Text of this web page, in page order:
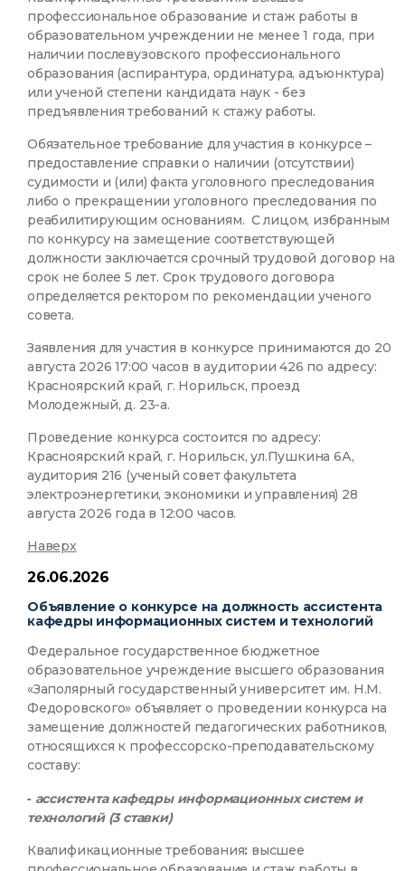
профессиональное образование и стаж работы в
образовательном учреждении не менее 1 года, при
наличии послевузовского профессионального
образования (аспирантура, ординатура, адъюнктура)
или ученой степени кандидата наук - без
предъявления требований к стажу работы.
Обязательное требование для участия в конкурсе –
предоставление справки о наличии (отсутствии)
судимости и (или) факта уголовного преследования
либо о прекращении уголовного преследования по
реабилитирующим основаниям. С лицом, избранным
по конкурсу на замещение соответствующей
должности заключается срочный трудовой договор на
срок не более 5 лет. Срок трудового договора
определяется ректором по рекомендации ученого
совета.
Заявления для участия в конкурсе принимаются до 20
августа 2026 17:00 часов в аудитории 426 по адресу:
Красноярский край, г. Норильск, проезд
Молодежный, д. 23-а.
Проведение конкурса состоится по адресу:
Красноярский край, г. Норильск, ул.Пушкина 6А,
аудитория 216 (ученый совет факультета
электроэнергетики, экономики и управления) 28
августа 2026 года в 12:00 часов.
Наверх
26.06.2026
Объявление о конкурсе на должность ассистента
кафедры информационных систем и технологий
Федеральное государственное бюджетное
образовательное учреждение высшего образования
«Заполярный государственный университет им. Н.М.
Федоровского» объявляет о проведении конкурса на
замещение должностей педагогических работников,
относящихся к профессорско-преподавательскому
составу:
- ассистента кафедры информационных систем и
технологий (3 ставки)
Квалификационные требования: высшее